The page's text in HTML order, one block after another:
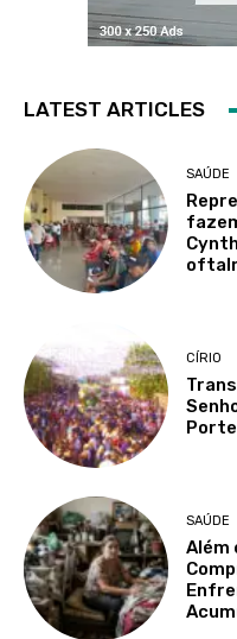
LATEST ARTICLES
SAÚDE
CÍRIO
SAÚDE
Além